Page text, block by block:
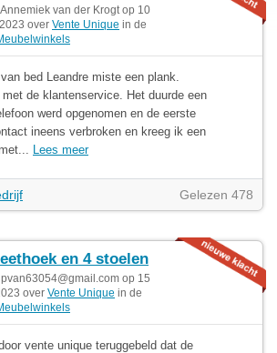
van der Krogt op 10
over Vente Unique in de
bed Leandre miste een plank.
met de klantenservice. Het duurde een
werd opgenomen en de eerste
ineens verbroken en kreeg ik een
Lees meer
Gelezen 478
en 4 stoelen
pvan63054@gmail.com op 15
over Vente Unique in de
vente unique teruggebeld dat de